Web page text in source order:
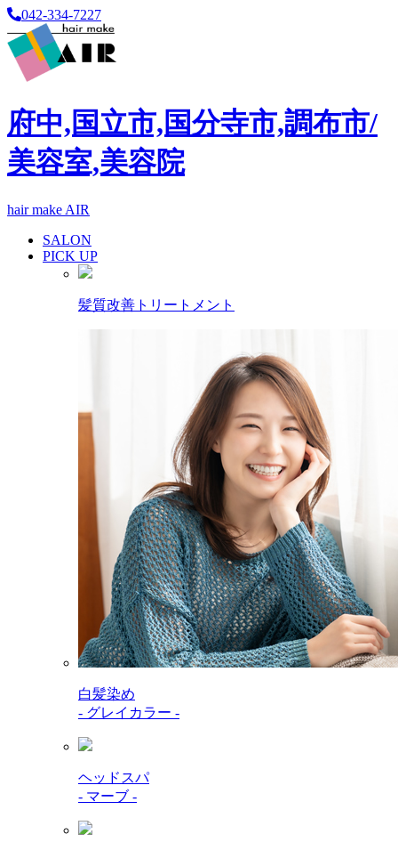
042-334-7227
府中,国立市,国分寺市,調布市/
美容室,美容院
hair make AIR
SALON
PICK UP
髪質改善トリートメント
白髪染め
- グレイカラー -
ヘッドスパ
- マーブ -